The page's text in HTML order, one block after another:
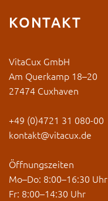
KONTAKT
VitaCux GmbH
Am Querkamp 18–20
27474 Cuxhaven
+49 (0)4721 31 080-00
kontakt@vitacux.de
Öffnungszeiten
Mo–Do: 8:00–16:30 Uhr
Fr: 8:00–14:30 Uhr